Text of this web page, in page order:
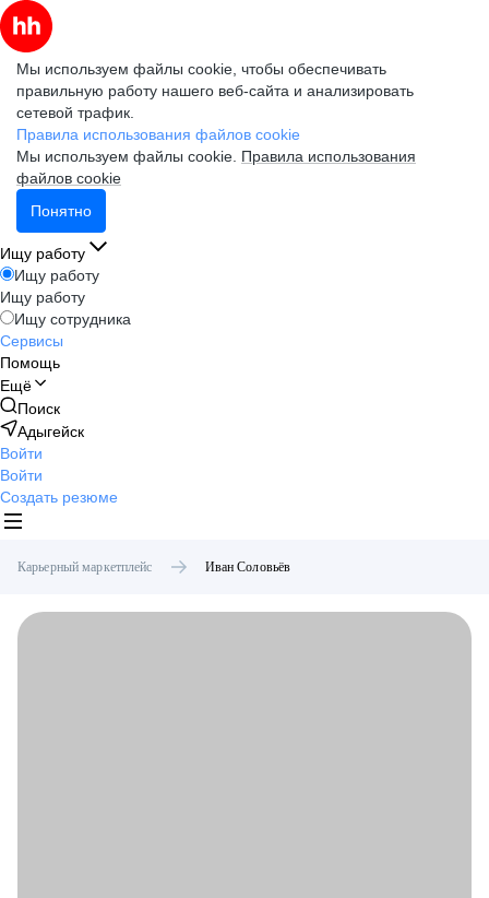
Мы используем файлы cookie, чтобы обеспечивать
правильную работу нашего веб-сайта и анализировать
сетевой трафик.
Правила использования файлов cookie
Мы используем файлы cookie. Правила использования
файлов cookie
Понятно
Ищу работу
Ищу работу
Ищу работу
Ищу сотрудника
Сервисы
Помощь
Ещё
Поиск
Адыгейск
Войти
Войти
Создать резюме
Карьерный маркетплейс Иван Соловьёв